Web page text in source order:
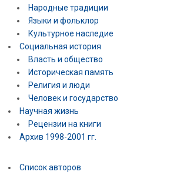
Народные традиции
Языки и фольклор
Культурное наследие
Социальная история
Власть и общество
Историческая память
Религия и люди
Человек и государство
Научная жизнь
Рецензии на книги
Архив 1998-2001 гг.
Список авторов